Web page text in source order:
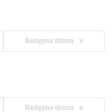
Następna strona »
Następna strona »